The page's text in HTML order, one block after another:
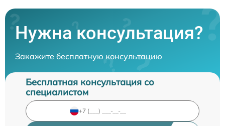
Нужна консультация?
Закажите бесплатную консультацию
Бесплатная консультация со
специалистом